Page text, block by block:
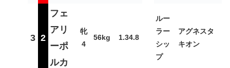
3 2
フェ
アリ
ーポ
ルカ
牝
4
56kg 1.34.8
ルー
ラー
シッ
プ
アグネスタ
キオン